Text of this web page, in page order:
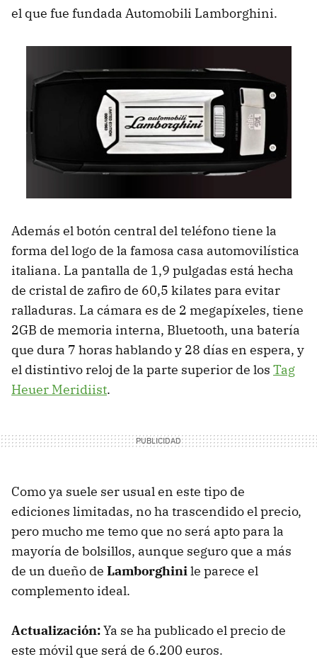
el que fue fundada Automobili Lamborghini.
Además el botón central del teléfono tiene la
forma del logo de la famosa casa automovilística
italiana. La pantalla de 1,9 pulgadas está hecha
de cristal de zafiro de 60,5 kilates para evitar
ralladuras. La cámara es de 2 megapíxeles, tiene
2GB de memoria interna, Bluetooth, una batería
que dura 7 horas hablando y 28 días en espera, y
el distintivo reloj de la parte superior de los Tag
Heuer Meridiist.
Como ya suele ser usual en este tipo de
ediciones limitadas, no ha trascendido el precio,
pero mucho me temo que no será apto para la
mayoría de bolsillos, aunque seguro que a más
de un dueño de Lamborghinile parece el
complemento ideal.
Actualización:Ya se ha publicado el precio de
este móvil que será de 6.200 euros.